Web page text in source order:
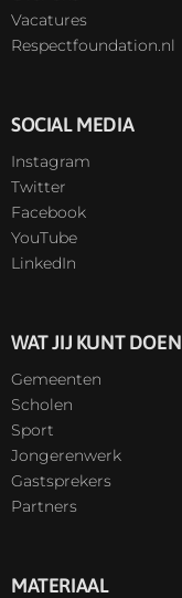
Vacatures
Respectfoundation.nl
SOCIAL MEDIA
Instagram
Twitter
Facebook
YouTube
LinkedIn
WAT JIJ KUNT DOEN
Gemeenten
Scholen
Sport
Jongerenwerk
Gastsprekers
Partners
MATERIAAL